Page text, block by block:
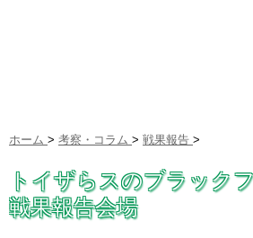
ホーム > 考察・コラム > 戦果報告 >
トイザらスのブラック
戦果報告会場